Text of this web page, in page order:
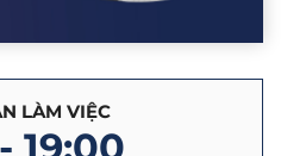
LÀM VIỆC